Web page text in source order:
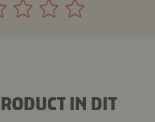
IN DIT